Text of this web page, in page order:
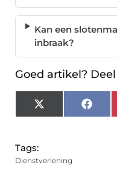
Kan een
inbraak?
Goed artikel?
X
(Twitter)
Tags:
Dienstverlening